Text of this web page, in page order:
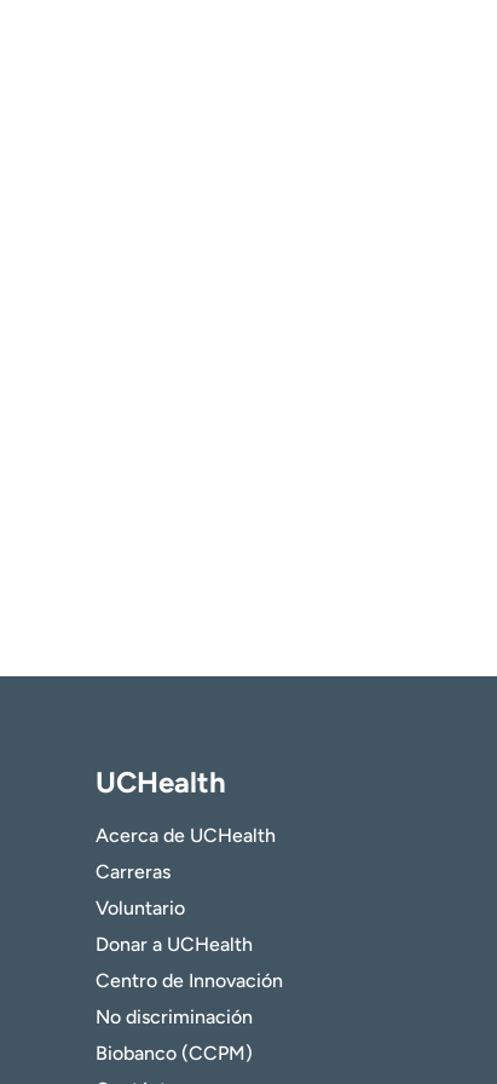
UCHealth
Acerca de UCHealth
Carreras
Voluntario
Donar a UCHealth
Centro de Innovación
No discriminación
Biobanco (CCPM)